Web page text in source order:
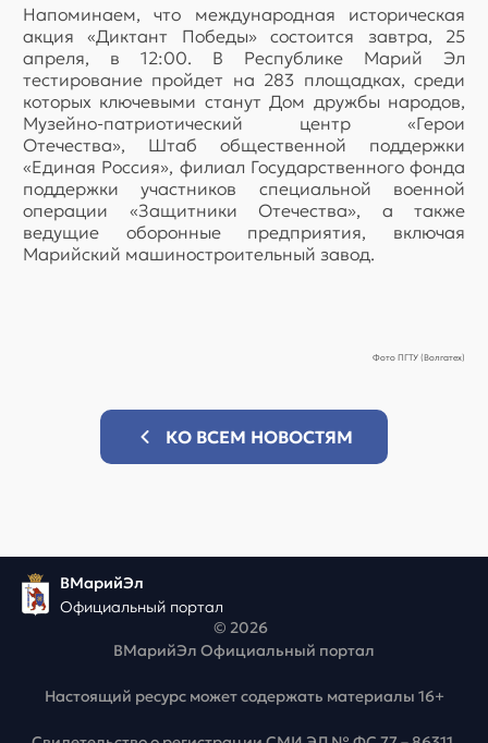
Напоминаем, что международная историческая
акция «Диктант Победы» состоится завтра, 25
апреля, в 12:00. В Республике Марий Эл
тестирование пройдет на 283 площадках, среди
которых ключевыми станут Дом дружбы народов,
Музейно-патриотический центр «Герои
Отечества», Штаб общественной поддержки
«Единая Россия», филиал Государственного фонда
поддержки участников специальной военной
операции «Защитники Отечества», а также
ведущие оборонные предприятия, включая
Марийский машиностроительный завод.
Фото ПГТУ (Волгатех)
КО ВСЕМ НОВОСТЯМ
ВМарийЭл
Официальный портал
© 2026
ВМарийЭл Официальный портал
Настоящий ресурс может содержать материалы 16+